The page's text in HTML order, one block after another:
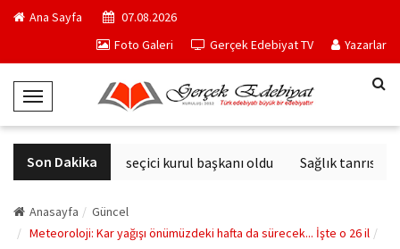
Ana Sayfa
07.08.2026
Foto Galeri
Gerçek Edebiyat TV Yazarlar
T
o
g
g
e
N
Son Dakika
Derviş Zaim seçici kurul başkanı oldu Sağlık
Anasayfa
Güncel
Meteoroloji: Kar yağışı önümüzdeki hafta da sürecek... İşte o 26 il